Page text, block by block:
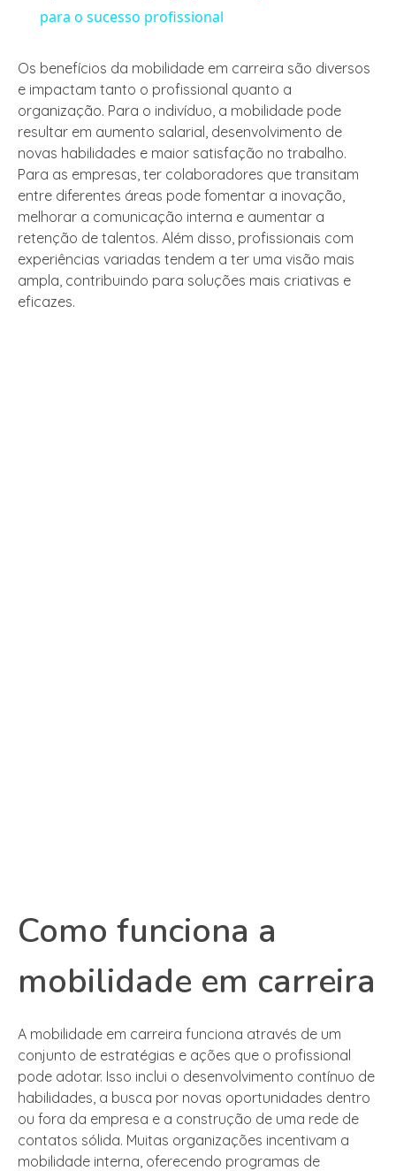
para o sucesso profissional
Os benefícios da mobilidade em carreira são diversos
e impactam tanto o profissional quanto a
organização. Para o indivíduo, a mobilidade pode
resultar em aumento salarial, desenvolvimento de
novas habilidades e maior satisfação no trabalho.
Para as empresas, ter colaboradores que transitam
entre diferentes áreas pode fomentar a inovação,
melhorar a comunicação interna e aumentar a
retenção de talentos. Além disso, profissionais com
experiências variadas tendem a ter uma visão mais
ampla, contribuindo para soluções mais criativas e
eficazes.
Como funciona a
mobilidade em carreira
A mobilidade em carreira funciona através de um
conjunto de estratégias e ações que o profissional
pode adotar. Isso inclui o desenvolvimento contínuo de
habilidades, a busca por novas oportunidades dentro
ou fora da empresa e a construção de uma rede de
contatos sólida. Muitas organizações incentivam a
mobilidade interna, oferecendo programas de